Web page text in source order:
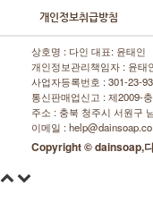
개인정보취급방침
상호명 : 다인 대표: 윤태인
개인정보관리책임자 : 윤태
사업자등록번호 : 301-23-
통신판매업신고 : 제2009-
주소 : 충북 청주시 서원구
이메일 :
Copyright © dainsoap,